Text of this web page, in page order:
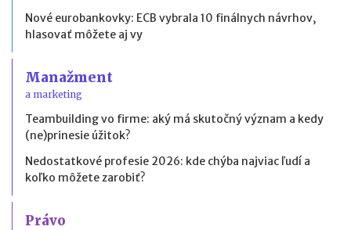
Nové eurobankovky: ECB vybrala 10 finálnych návrhov,
hlasovať môžete aj vy
Manažment
a marketing
Teambuilding vo firme: aký má skutočný význam a kedy
(ne)prinesie úžitok?
Nedostatkové profesie 2026: kde chýba najviac ľudí a
koľko môžete zarobiť?
Právo